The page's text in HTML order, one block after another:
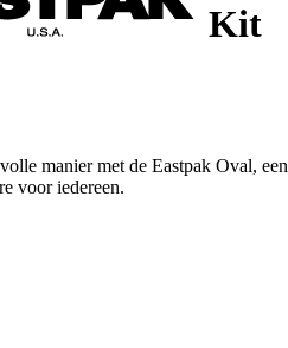
Kit
manier met de Eastpak Oval, een
voor iedereen.